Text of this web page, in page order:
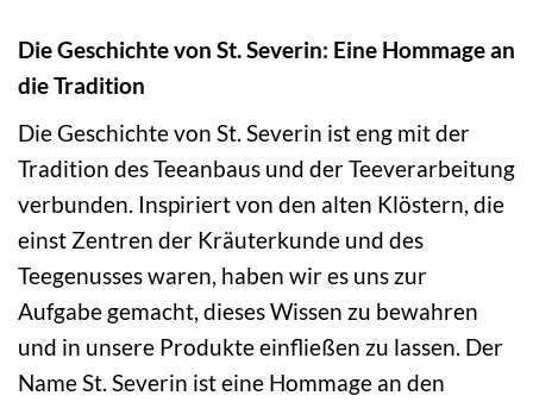
Die Geschichte von St. Severin: Eine Hommage an
die Tradition
Die Geschichte von St. Severin ist eng mit der
Tradition des Teeanbaus und der Teeverarbeitung
verbunden. Inspiriert von den alten Klöstern, die
einst Zentren der Kräuterkunde und des
Teegenusses waren, haben wir es uns zur
Aufgabe gemacht, dieses Wissen zu bewahren
und in unsere Produkte einfließen zu lassen. Der
Name St. Severin ist eine Hommage an den